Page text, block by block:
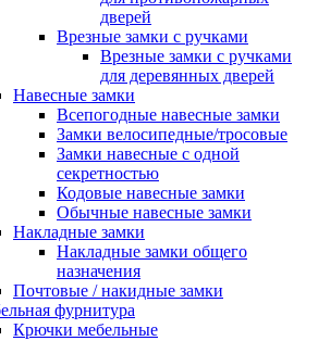
дверей
Врезные замки с ручками
Врезные замки с ручками
для деревянных дверей
Навесные замки
Всепогодные навесные замки
Замки велосипедные/тросовые
Замки навесные с одной
секретностью
Кодовые навесные замки
Обычные навесные замки
Накладные замки
Накладные замки общего
назначения
Почтовые / накидные замки
фурнитура
Крючки мебельные